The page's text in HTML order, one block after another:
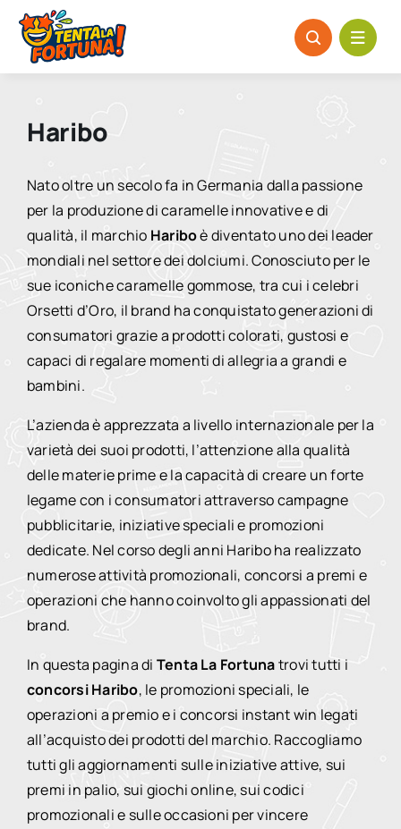
Salta
contenuto
Haribo
Nato oltre un secolo fa in Germania dalla passione
per la produzione di caramelle innovative e di
qualità, il marchio Hariboè diventato uno dei leader
mondiali nel settore dei dolciumi. Conosciuto per le
sue iconiche caramelle gommose, tra cui i celebri
Orsetti d’Oro, il brand ha conquistato generazioni di
consumatori grazie a prodotti colorati, gustosi e
capaci di regalare momenti di allegria a grandi e
bambini.
L’azienda è apprezzata a livello internazionale per la
varietà dei suoi prodotti, l’attenzione alla qualità
delle materie prime e la capacità di creare un forte
legame con i consumatori attraverso campagne
pubblicitarie, iniziative speciali e promozioni
dedicate. Nel corso degli anni Haribo ha realizzato
numerose attività promozionali, concorsi a premi e
operazioni che hanno coinvolto gli appassionati del
brand.
In questa pagina di Tenta La Fortunatrovi tutti i
concorsi Haribo, le promozioni speciali, le
operazioni a premio e i concorsi instant win legati
all’acquisto dei prodotti del marchio. Raccogliamo
tutti gli aggiornamenti sulle iniziative attive, sui
premi in palio, sui giochi online, sui codici
promozionali e sulle occasioni per vincere